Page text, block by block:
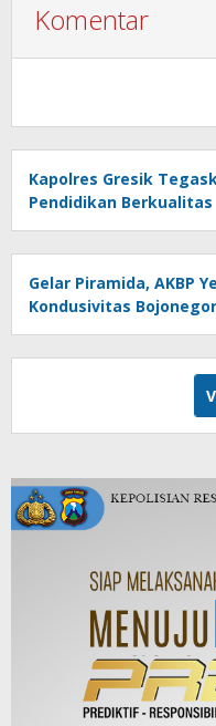
Komentar
Kapolres Gresik
Pendidikan Berkualitas
Gelar Piramida, AKBP
Kondusivitas